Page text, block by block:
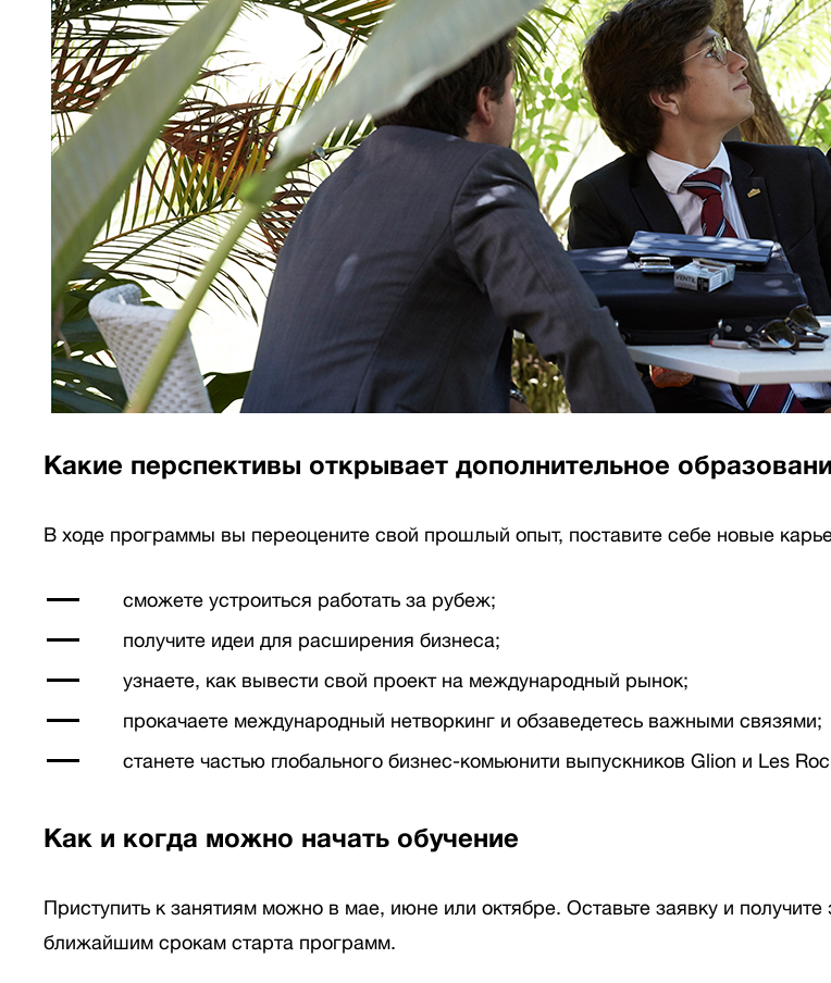
Какие перспективы открывает дополнительное
В ходе программы вы переоцените свой прошлый опыт, поставите себе новые
сможете устроиться работать за рубеж;
получите идеи для расширения бизнеса;
узнаете, как вывести свой проект на международный рынок;
прокачаете международный нетворкинг и обзаведетесь важными связями;
станете частью глобального бизнес-комьюнити выпускников Glion и Les
Как и когда можно начать обучение
Приступить к занятиям можно в мае, июне или октябре. Оставьте заявку и
ближайшим срокам старта программ.